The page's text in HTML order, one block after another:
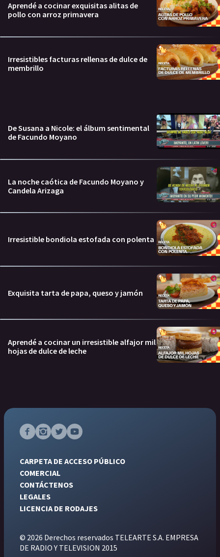
Aprendé a cocinar exquisitas alitas de
pollo con arroz primavera
Irresistibles facturas rellenas de dulce de
membrillo
De Susana a Nicole: el álbum sentimental
de Facundo Moyano
La noche caótica de Facundo Moyano y
Candela Arizaga
Irresistible bondiola estofada con polenta
Exquisita tarta de papa, queso y jamón
Aprendé a cocinar un irresistible alfajor mil
hojas de dulce de leche
CARPETA DE ACCESO PÚBLICO
COMERCIAL
CONTÁCTENOS
LEGALES
LICENCIA DE RODAJES
© 2026 Derechos reservados TELEARTE S.A. EMPRESA
DE RADIO Y TELEVISION 2015